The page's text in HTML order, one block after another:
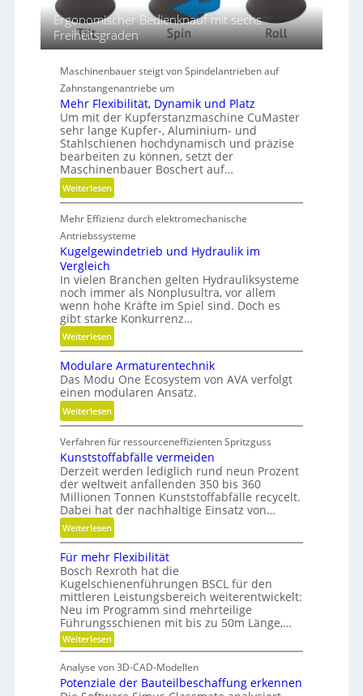
m
e
n
o
n
e
n
Ergonomischer Bedienknauf mit sechs
Freiheitsgraden
Maschinenbauer steigt von Spindelantrieben auf
Zahnstangenantriebe um
Mehr Flexibilität, Dynamik und Platz
Um mit der Kupferstanzmaschine CuMaster
sehr lange Kupfer-, Aluminium- und
Stahlschienen hochdynamisch und präzise
bearbeiten zu können, setzt der
Maschinenbauer Boschert auf…
Weiterlesen:
M
e
h
r
l
e
x
i
b
l
i
t
ä
,
D
y
n
a
m
i
k
u
n
d
P
l
a
t
z
Mehr Effizienz durch elektromechanische
Antriebssysteme
Kugelgewindetrieb und Hydraulik im
Vergleich
In vielen Branchen gelten Hydrauliksysteme
noch immer als Nonplusultra, vor allem
wenn hohe Kräfte im Spiel sind. Doch es
gibt starke Konkurrenz…
Weiterlesen:
K
u
g
e
l
g
e
w
i
n
d
e
t
r
i
e
b
u
n
d
y
d
Modulare Armaturentechnik
Das Modu One Ecosystem von AVA verfolgt
einen modularen Ansatz.
Weiterlesen:
M
o
d
u
l
r
e
r
m
a
t
u
r
n
t
Verfahren für ressourceneffizienten Spritzguss
Kunststoffabfälle vermeiden
Derzeit werden lediglich rund neun Prozent
der weltweit anfallenden 350 bis 360
Millionen Tonnen Kunststoffabfälle recycelt.
Dabei hat der nachhaltige Einsatz von…
Weiterlesen:
K
u
n
s
t
s
t
o
f
f
Für mehr Flexibilität
Bosch Rexroth hat die
Kugelschienenführungen BSCL für den
mittleren Leistungsbereich weiterentwickelt:
Neu im Programm sind mehrteilige
Führungsschienen mit bis zu 50m Länge,…
Weiterlesen:
F
r
m
Analyse von 3D-CAD-Modellen
Potenziale der Bauteilbeschaffung erkennen